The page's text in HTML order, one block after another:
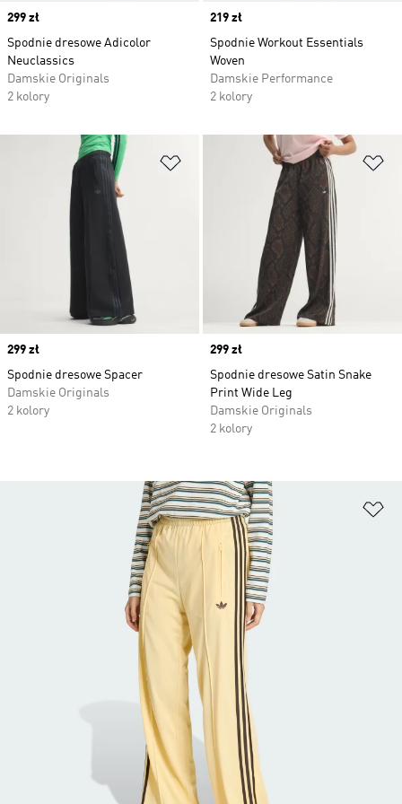
Price
299 zł
Spodnie dresowe Adicolor
Neuclassics
Damskie Originals
2 kolory
Price
219 zł
Spodnie Workout Essentials
Woven
Damskie Performance
2 kolory
Dodaj do listy życzeń
Price
299 zł
Spodnie dresowe Spacer
Damskie Originals
2 kolory
Price
299 zł
Spodnie dresowe Satin Snake
Print Wide Leg
Damskie Originals
2 kolory